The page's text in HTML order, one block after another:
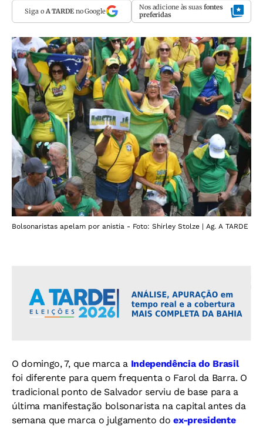
Siga o A TARDEno Google Nos adicione às suas fontes
preferidas
Bolsonaristas apelam por anistia - Foto: Shirley Stolze | Ag. A TARDE
O domingo, 7, que marca a Independência do Brasil
foi diferente para quem frequenta o Farol da Barra. O
tradicional ponto de Salvador serviu de base para a
última manifestação bolsonarista na capital antes da
semana que marca o julgamento doex-presidente